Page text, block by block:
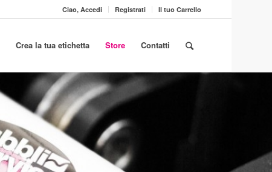
Ciao, Accedi Registrati Il tuo Carrello
Crea la tua etichetta Store Contatti